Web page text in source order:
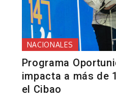
NACIONALES
Programa
impacta a más de
el Cibao